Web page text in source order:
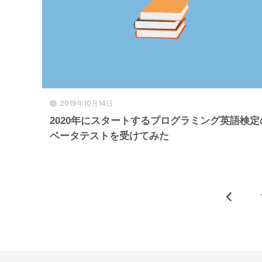
2019年10月14日
2020年にスタートするプログラミング英語検定
ベータテストを受けてみた